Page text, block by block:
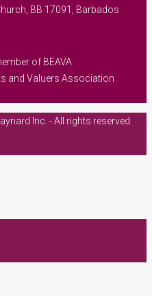
BB 17091, Barbados
Inc. - All rights reserved